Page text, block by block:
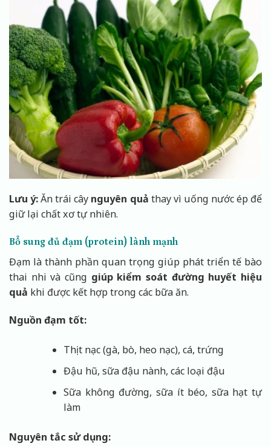
Lưu ý:Ăn trái cây nguyên quả thay vì uống nước ép để
giữ lại chất xơ tự nhiên.
Bổ sung đủ đạm (protein) lành mạnh
Đạm là thành phần quan trọng giúp phát triển tế bào
thai nhi và cũng giúp kiểm soát đường huyết hiệu
quả khi được kết hợp trong các bữa ăn.
Nguồn đạm tốt:
Thịt nạc (gà, bò, heo nạc), cá, trứng
Đậu hũ, sữa đậu nành, các loại đậu
Sữa không đường, sữa ít béo, sữa hạt tự
làm
Nguyên tắc sử dụng: